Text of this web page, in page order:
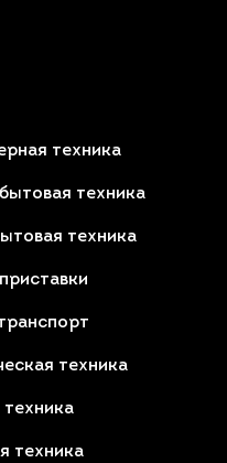
техника
техника
техника
техника
техника